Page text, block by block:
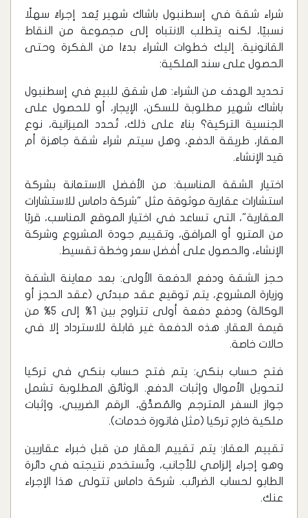
‏شراء شقة في إسطنبول باشاك شهير يُعد إجراءً سهلًا
نسبيًا، لكنه يتطلب الانتباه إلى مجموعة من النقاط
القانونية. إليك خطوات الشراء بدءًا من الفكرة وحتى
الحصول على سند الملكية:
تحديد الهدف من الشراء: هل شقق للبيع في إسطنبول
باشاك شهير مطلوبة للسكن، الإيجار، أو للحصول على
الجنسية التركية؟ بناءً على ذلك، تُحدد الميزانية، نوع
العقار، طريقة الدفع، وهل سيتم شراء شقة جاهزة أم
قيد الإنشاء.
اختيار الشقة المناسبة: من الأفضل الاستعانة بشركة
استشارات عقارية موثوقة مثل "شركة داماس للاستشارات
العقارية"، التي تساعد في اختيار الموقع المناسب، قربًا
من المترو أو المرافق، وتقييم جودة المشروع وشركة
الإنشاء، والحصول على أفضل سعر وخطة تقسيط.
حجز الشقة ودفع الدفعة الأولى: بعد معاينة الشقة
وزيارة المشروع، يتم توقيع عقد مبدئي (عقد الحجز أو
الوكالة) ودفع دفعة أولى تتراوح بين 1% إلى 5% من
قيمة العقار. هذه الدفعة غير قابلة للاسترداد إلا في
حالات خاصة.
فتح حساب بنكي: يتم فتح حساب بنكي في تركيا
لتحويل الأموال وإثبات الدفع. الوثائق المطلوبة تشمل
جواز السفر المترجم والمُصدَّق، الرقم الضريبي، وإثبات
ملكية خارج تركيا (مثل فاتورة خدمات).
تقييم العقار: يتم تقييم العقار من قبل خبراء عقاريين
وهو إجراء إلزامي للأجانب، وتُستخدم نتيجته في دائرة
الطابو لحساب الضرائب. شركة داماس تتولى هذا الإجراء
عنك.